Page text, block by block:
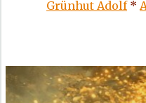
Grünhut Adolf*